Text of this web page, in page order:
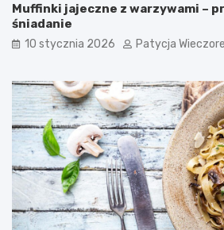
Muffinki jajeczne z warzywami –
śniadanie
10 stycznia 2026 Patycja